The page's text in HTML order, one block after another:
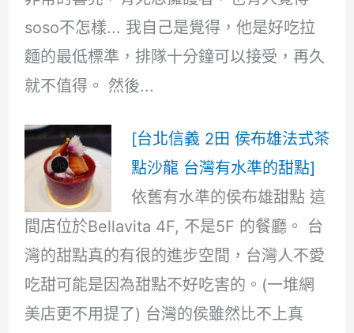
soso不怎樣... 我自己是覺得，他是好吃拉
麵的最低標準，排隊十分鐘可以接受，再久
就不值得。 然後...
[台北信義 2田 侯布雄法式茶
點沙龍 台灣有水準的甜點]
依舊有水準的侯布雄甜點 這
間店位於Bellavita 4F, 不是5F 的餐廳。 台
灣的甜點真的有很的進步空間，台灣人不愛
吃甜可能是因為甜點不好吃害的。(一堆網
美店更不用提了) 台灣的侯雖然比不上真